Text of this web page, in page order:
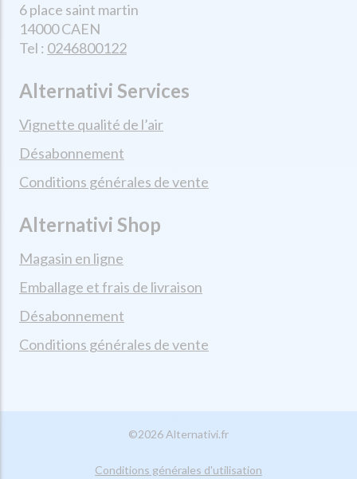
6 place saint martin
14000 CAEN
Tel : 0246800122
Alternativi Services
Vignette qualité de l’air
Désabonnement
Conditions générales de vente
Alternativi Shop
Magasin en ligne
Emballage et frais de livraison
Désabonnement
Conditions générales de vente
©2026 Alternativi.fr
Conditions générales d'utilisation